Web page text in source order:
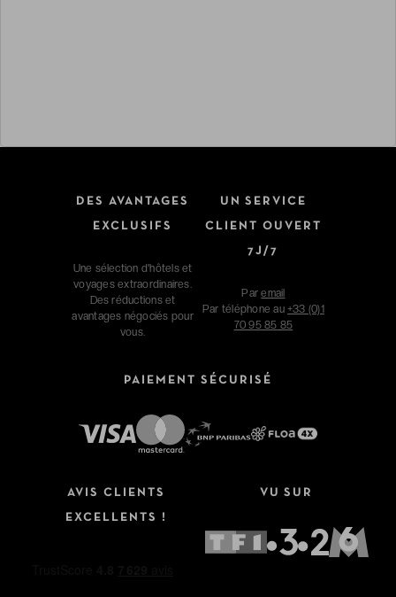
Affinez votre recherche
Type de séjour
DES AVANTAGES
EXCLUSIFS
Une sélection d'hôtels et
voyages extraordinaires.
Des réductions et
avantages négociés pour
vous.
UN SERVICE
CLIENT OUVERT
7J/7
Paremail
Par téléphone au +33 (0)1
70 95 85 85
PAIEMENT SÉCURISÉ
AVIS CLIENTS
EXCELLENTS !
VU SUR